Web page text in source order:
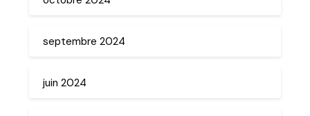
septembre 2024
juin 2024